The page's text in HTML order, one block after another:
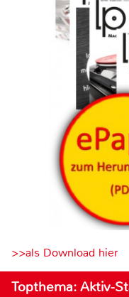
>>als Download hier
Topthema: Aktiv-